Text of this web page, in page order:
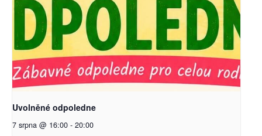
Uvolněné odpoledne
7 srpna @ 16:00 - 20:00